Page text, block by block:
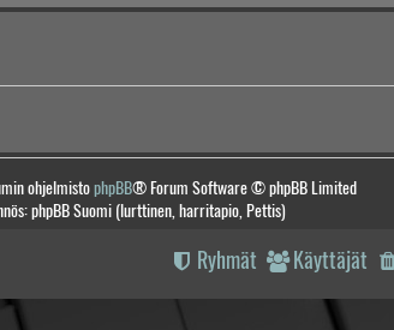
ohjelmistophpBB® Forum Software © phpBB Limited
phpBB Suomi (lurttinen, harritapio, Pettis)
Käyttäjät
Ryhmät